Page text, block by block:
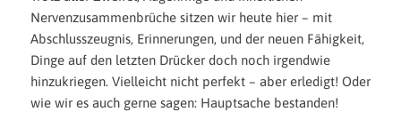
Nervenzusammenbrüche sitzen wir heute hier – mit
Abschlusszeugnis, Erinnerungen, und der neuen Fähigkeit,
Dinge auf den letzten Drücker doch noch irgendwie
hinzukriegen. Vielleicht nicht perfekt – aber erledigt! Oder
wie wires auch gerne sagen: Hauptsache bestanden!